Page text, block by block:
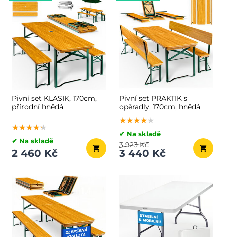
Pivní set KLASIK, 170cm,
přírodní hnědá
★★★★★
★★★★★
★★★★★
✔ Na skladě
2 460 Kč
Pivní set PRAKTIK s
opěradly, 170cm, hnědá
★★★★★
★★★★★
★★★★★
✔ Na skladě
3 440 Kč
3 923 Kč